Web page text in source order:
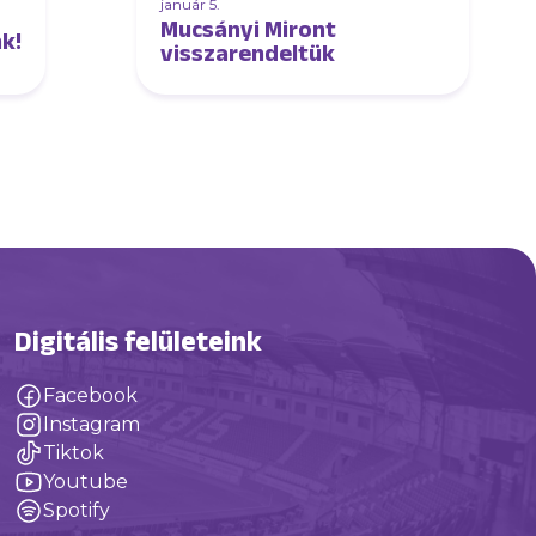
január 5.
Mucsányi Miront
visszarendeltük
Digitális felületeink
Facebook
Instagram
Tiktok
Youtube
Spotify